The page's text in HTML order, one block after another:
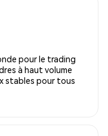
pour le trading
à haut volume
stables pour tous